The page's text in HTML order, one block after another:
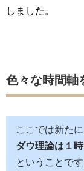
しました。
色々な時間軸
ここでは新た
ダウ理論は１
ということです